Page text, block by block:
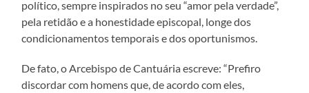
político, sempre inspirados no seu “amor pela verdade”,
pela retidão e a honestidade episcopal, longe dos
condicionamentos temporais e dos oportunismos.
De fato, o Arcebispo de Cantuária escreve: “Prefiro
discordar com homens que, de acordo com eles,